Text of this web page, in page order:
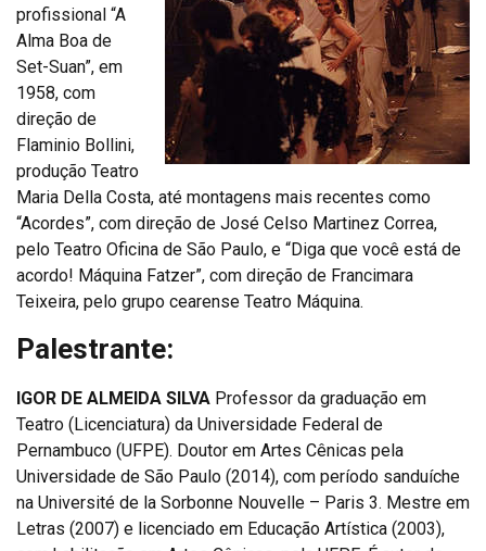
profissional “A
Alma Boa de
Set-Suan”, em
1958, com
direção de
Flaminio Bollini,
produção Teatro
Maria Della Costa, até montagens mais recentes como
“Acordes”, com direção de José Celso Martinez Correa,
pelo Teatro Oficina de São Paulo, e “Diga que você está de
acordo! Máquina Fatzer”, com direção de Francimara
Teixeira, pelo grupo cearense Teatro Máquina.
Palestrante:
IGOR DE ALMEIDA SILVA Professor da graduação em
Teatro (Licenciatura) da Universidade Federal de
Pernambuco (UFPE). Doutor em Artes Cênicas pela
Universidade de São Paulo (2014), com período sanduíche
na Université de la Sorbonne Nouvelle – Paris 3. Mestre em
Letras (2007) e licenciado em Educação Artística (2003),